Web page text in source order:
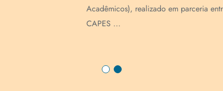
Tecnologias Sustentáveis da URI Erechim, ...